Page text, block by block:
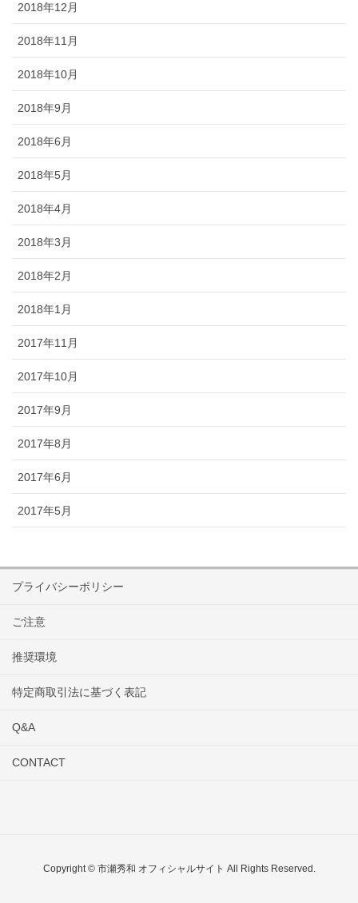
2018年12月
2018年11月
2018年10月
2018年9月
2018年6月
2018年5月
2018年4月
2018年3月
2018年2月
2018年1月
2017年11月
2017年10月
2017年9月
2017年8月
2017年6月
2017年5月
プライバシーポリシー
ご注意
推奨環境
特定商取引法に基づく表記
Q&A
CONTACT
Copyright © 市瀬秀和 オフィシャルサイト All Rights Reserved.